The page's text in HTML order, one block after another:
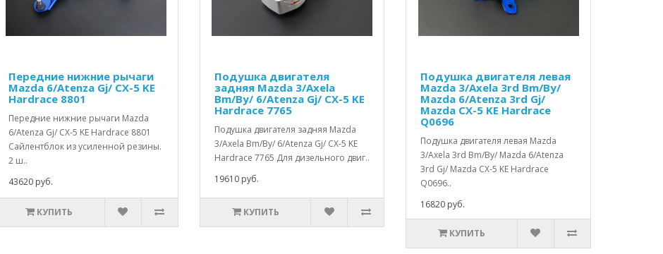
Передние нижние рычаги
Mazda 6/Atenza Gj/ CX-5 KE
Hardrace 8801
Передние нижние рычаги Mazda
6/Atenza Gj/ CX-5 KE Hardrace 8801
Сайлентблок из усиленной резины.
2 ш..
43620 руб.
КУПИТЬ
Подушка двигателя
задняя Mazda 3/Axela
Bm/By/ 6/Atenza Gj/ CX-5 KE
Hardrace 7765
Подушка двигателя задняя Mazda
3/Axela Bm/By/ 6/Atenza Gj/ CX-5 KE
Hardrace 7765 Для дизельного двиг..
19610 руб.
КУПИТЬ
Подушка двигателя левая
Mazda 3/Axela 3rd Bm/By/
Mazda 6/Atenza 3rd Gj/
Mazda CX-5 KE Hardrace
Q0696
Подушка двигателя левая Mazda
3/Axela 3rd Bm/By/ Mazda 6/Atenza
3rd Gj/ Mazda CX-5 KE Hardrace
Q0696..
16820 руб.
КУПИТЬ